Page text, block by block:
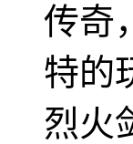
传奇
特的
烈火